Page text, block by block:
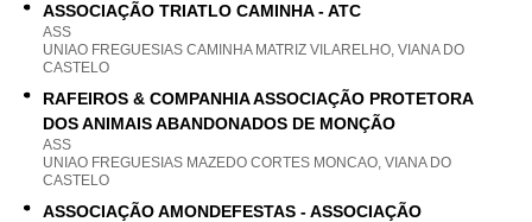
ASSOCIAÇÃO TRIATLO CAMINHA - ATC
ASS
UNIAO FREGUESIAS CAMINHA MATRIZ VILARELHO, VIANA DO
CASTELO
RAFEIROS & COMPANHIA ASSOCIAÇÃO PROTETORA
DOS ANIMAIS ABANDONADOS DE MONÇÃO
ASS
UNIAO FREGUESIAS MAZEDO CORTES MONCAO, VIANA DO
CASTELO
ASSOCIAÇÃO AMONDEFESTAS - ASSOCIAÇÃO